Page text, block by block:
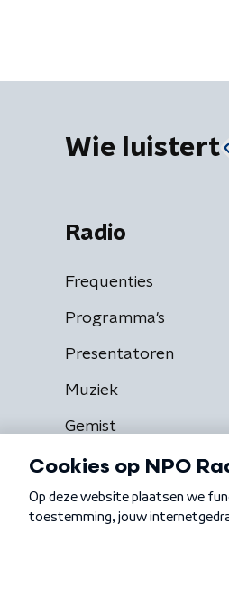
Wie luistert
Radio
Frequenties
Programma's
Presentatoren
Muziek
Gemist
Algemene voorwaarden